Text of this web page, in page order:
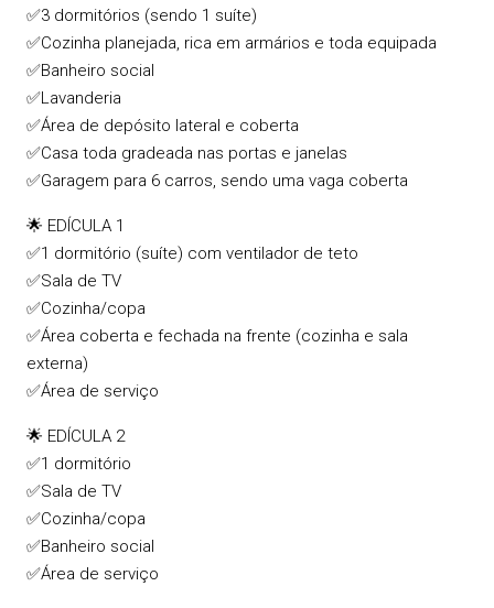
✅3 dormitórios (sendo 1 suíte)
✅Cozinha planejada, rica em armários e toda equipada
✅Banheiro social
✅Lavanderia
✅Área de depósito lateral e coberta
✅Casa toda gradeada nas portas e janelas
✅Garagem para 6 carros, sendo uma vaga coberta
🌟 EDÍCULA 1
✅1 dormitório (suíte) com ventilador de teto
✅Sala de TV
✅Cozinha/copa
✅Área coberta e fechada na frente (cozinha e sala
externa)
✅Área de serviço
🌟 EDÍCULA 2
✅1 dormitório
✅Sala de TV
✅Cozinha/copa
✅Banheiro social
✅Área de serviço